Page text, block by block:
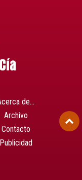
de…
Archivo
Contacto
Publicidad